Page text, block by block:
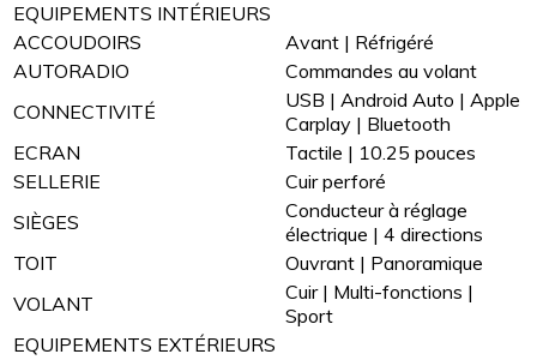
EQUIPEMENTS INTÉRIEURS
ACCOUDOIRS
Avant | Réfrigéré
AUTORADIO
Commandes au volant
CONNECTIVITÉ
USB | Android Auto | Apple
Carplay | Bluetooth
ECRAN
Tactile | 10.25 pouces
SELLERIE
Cuir perforé
SIÈGES
Conducteur à réglage
électrique | 4 directions
TOIT
Ouvrant | Panoramique
VOLANT
Cuir | Multi-fonctions |
Sport
EQUIPEMENTS EXTÉRIEURS